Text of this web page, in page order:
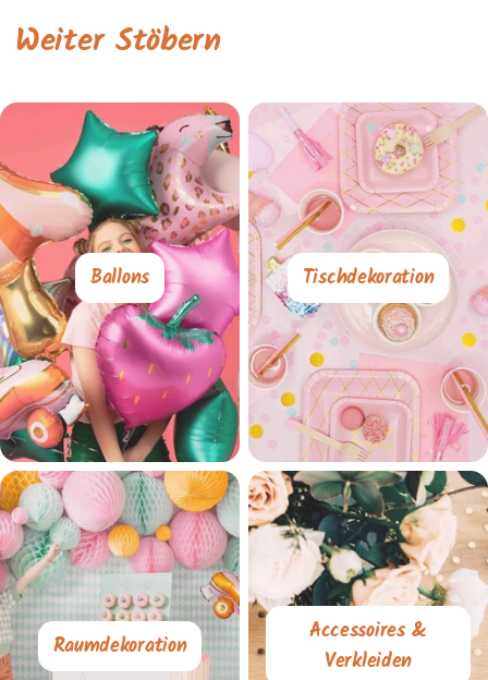
Weiter Stöbern
Ballons Tischdekoration
Raumdekoration
Accessoires &
Verkleiden